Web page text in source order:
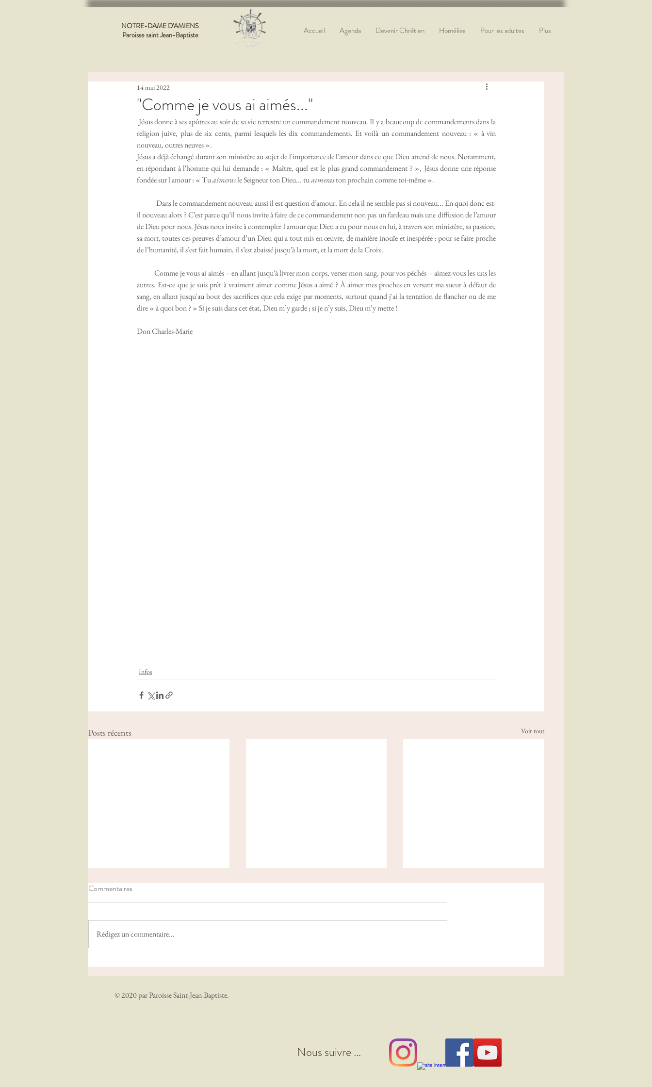
NOTRE-DAME D'AMIENS
Paroisse saint Jean-Baptiste
Accueil Agenda Devenir Chrétien Homélies Pour les adultes Plus
"Comme je vous ai aimés..."
14 mai 2022
religion juive, plus de six cents, parmi lesquels les dix commandements. Et voilà un commandement nouveau : « à vin
nouveau, outres neuves ».
Jésus a déjà échangé durant son ministère au sujet de l'importance de l'amour dans ce que Dieu attend de nous. Notamment,
en répondant à l'homme qui lui demande : « Maître, quel est le plus grand commandement ? », Jésus donne une réponse
fondée sur l'amour : « Tu aimeras le Seigneur ton Dieu... tu aimeras ton prochain comme toi-même ».
             Dans le commandement nouveau aussi il est question d’amour. En cela il ne semble pas si nouveau... En quoi donc est-
il nouveau alors ? C’est parce qu’il nous invite à faire de ce commandement non pas un fardeau mais une diffusion de l’amour
de Dieu pour nous. Jésus nous invite à contempler l'amour que Dieu a eu pour nous en lui, à travers son ministère, sa passion,
sa mort, toutes ces preuves d’amour d’un Dieu qui a tout mis en œuvre, de manière inouïe et inespérée : pour se faire proche
de l’humanité, il s’est fait humain, il s’est abaissé jusqu’à la mort, et la mort de la Croix.
           Comme je vous ai aimés – en allant jusqu'à livrer mon corps, verser mon sang, pour vos péchés – aimez-vous les uns les
autres. Est-ce que je suis prêt à vraiment aimer comme Jésus a aimé ? À aimer mes proches en versant ma sueur à défaut de
sang, en allant jusqu'au bout des sacrifices que cela exige par moments, surtout quand j'ai la tentation de flancher ou de me
dire « à quoi bon ? » Si je suis dans cet état, Dieu m’y garde ; si je n’y suis, Dieu m’y mette !
Don Charles-Marie
Infos
Posts récents Voir tout
Homélies de Février 2023 Propositions 2022-2023
Commentaires
Rédigez un commentaire...
© 2020 par Paroisse Saint-Jean-Baptiste.
Nous suivre ...